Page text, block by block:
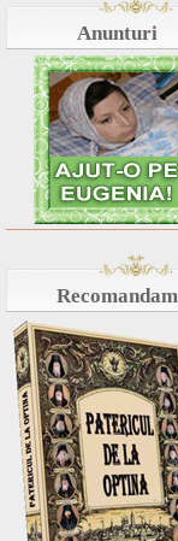
Anunturi
Recomandam